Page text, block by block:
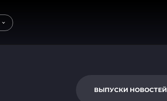
ВЫПУСКИ НОВОСТЕЙ